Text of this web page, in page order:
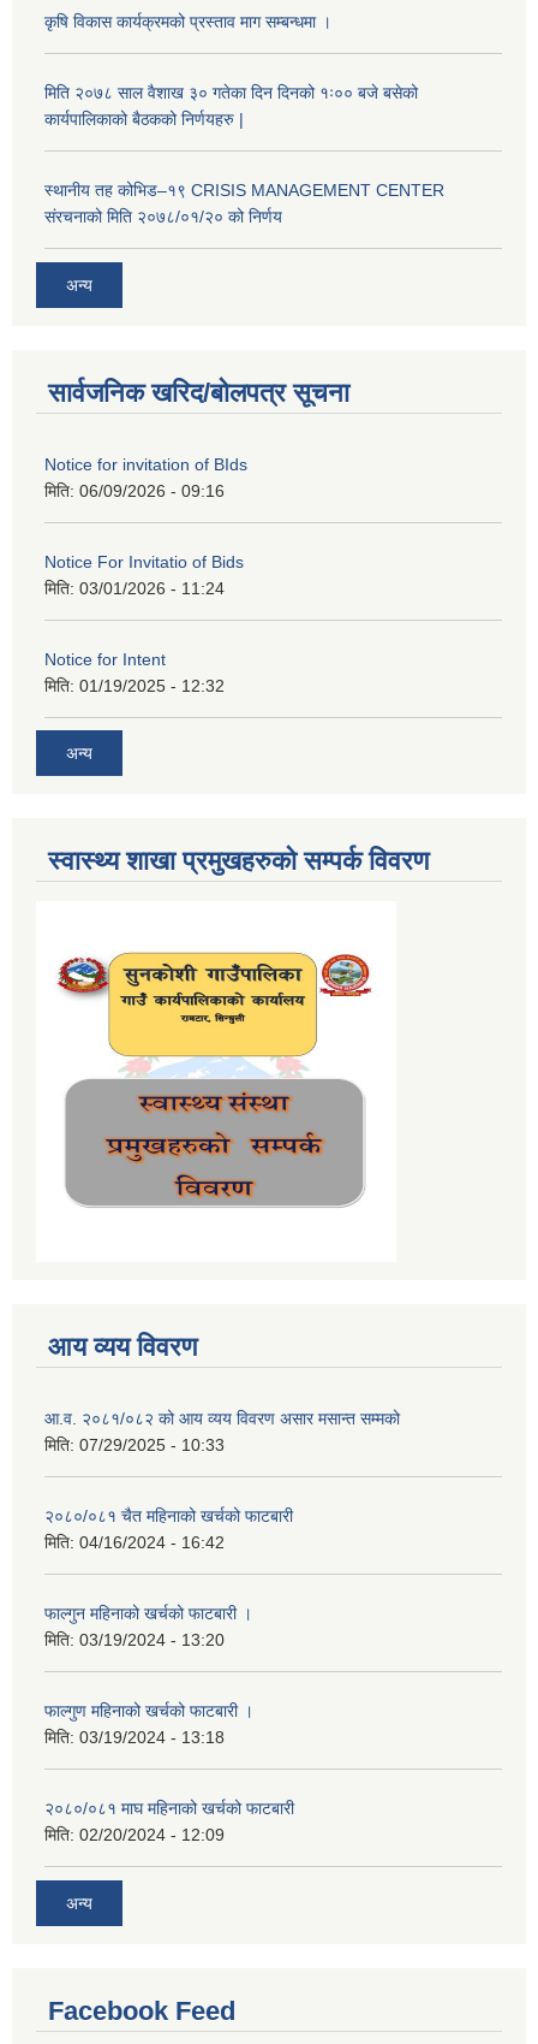
कृषि विकास कार्यक्रमको प्रस्ताव माग सम्बन्धमा ।
मिति २०७८ साल वैशाख ३० गतेका दिन दिनको १ः०० बजे बसेको
कार्यपालिकाको बैठकको निर्णयहरु |
स्थानीय तह कोभिड–१९ CRISIS MANAGEMENT CENTER
संरचनाको मिति २०७८/०१/२० को निर्णय
अन्य
सार्वजनिक खरिद/बोलपत्र सूचना
Notice for invitation of BIds
मिति: 06/09/2026 - 09:16
Notice For Invitatio of Bids
मिति: 03/01/2026 - 11:24
Notice for Intent
मिति: 01/19/2025 - 12:32
अन्य
स्वास्थ्य शाखा प्रमुखहरुको सम्पर्क विवरण
आय व्यय विवरण
आ.व. २०८१/०८२ को आय व्यय विवरण असार मसान्त सम्मको
मिति: 07/29/2025 - 10:33
२०८०/०८१ चैत महिनाको खर्चको फाटबारी
मिति: 04/16/2024 - 16:42
फाल्गुन महिनाको खर्चको फाटबारी ।
मिति: 03/19/2024 - 13:20
फाल्गुण महिनाको खर्चको फाटबारी ।
मिति: 03/19/2024 - 13:18
२०८०/०८१ माघ महिनाको खर्चको फाटबारी
मिति: 02/20/2024 - 12:09
अन्य
Facebook Feed